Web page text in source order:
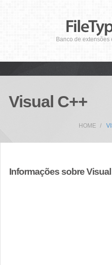
Banco de
Visual C++
HOME
Informações sobre Visual